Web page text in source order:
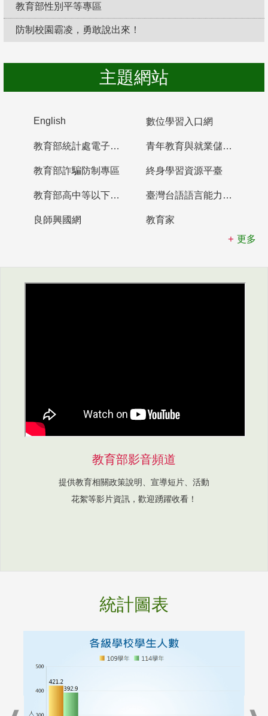
教育部性別平等專區
防制校園霸凌，勇敢說出來！
主題網站
English 數位學習入口網
教育部統計處電子書櫃 青年教育與就業儲蓄帳戶
教育部詐騙防制專區 終身學習資源平臺
教育部高中等以下學校及幼兒園教師資格檢定考試 臺灣台語語言能力認證網站
良師興國網
教育家
更多
教育部影音頻道
提供教育相關政策說明、宣導短片、活動
花絮等影片資訊，歡迎踴躍收看！
統計圖表